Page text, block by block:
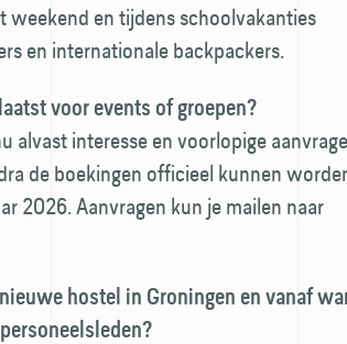
weekend en tijdens schoolvakanties
en internationale backpackers.
voor events of groepen?
alvast interesse en voorlopige
de boekingen officieel kunnen
2026. Aanvragen kun je mailen naar
hostel in Groningen en vanaf